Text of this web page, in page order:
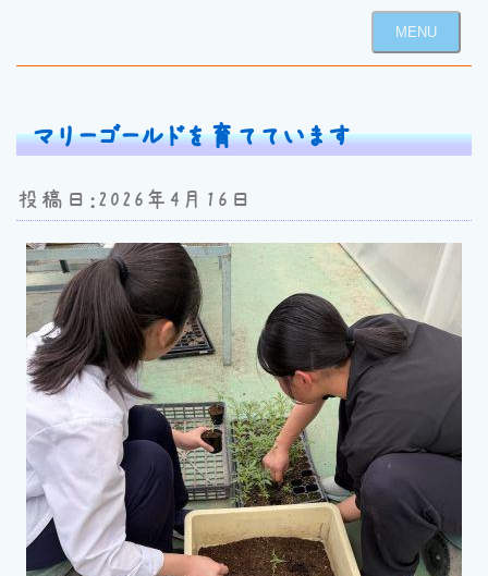
MENU
マリーゴールドを育てています
投稿日：2026年4月16日